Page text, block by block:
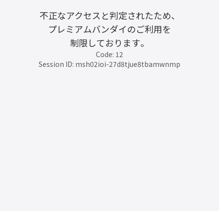
不正なアクセスと判定されたため、
プレミアムバンダイのご利用を
制限しております。
Code: 12
Session ID: msh02ioi-27d8tjue8tbamwnmp